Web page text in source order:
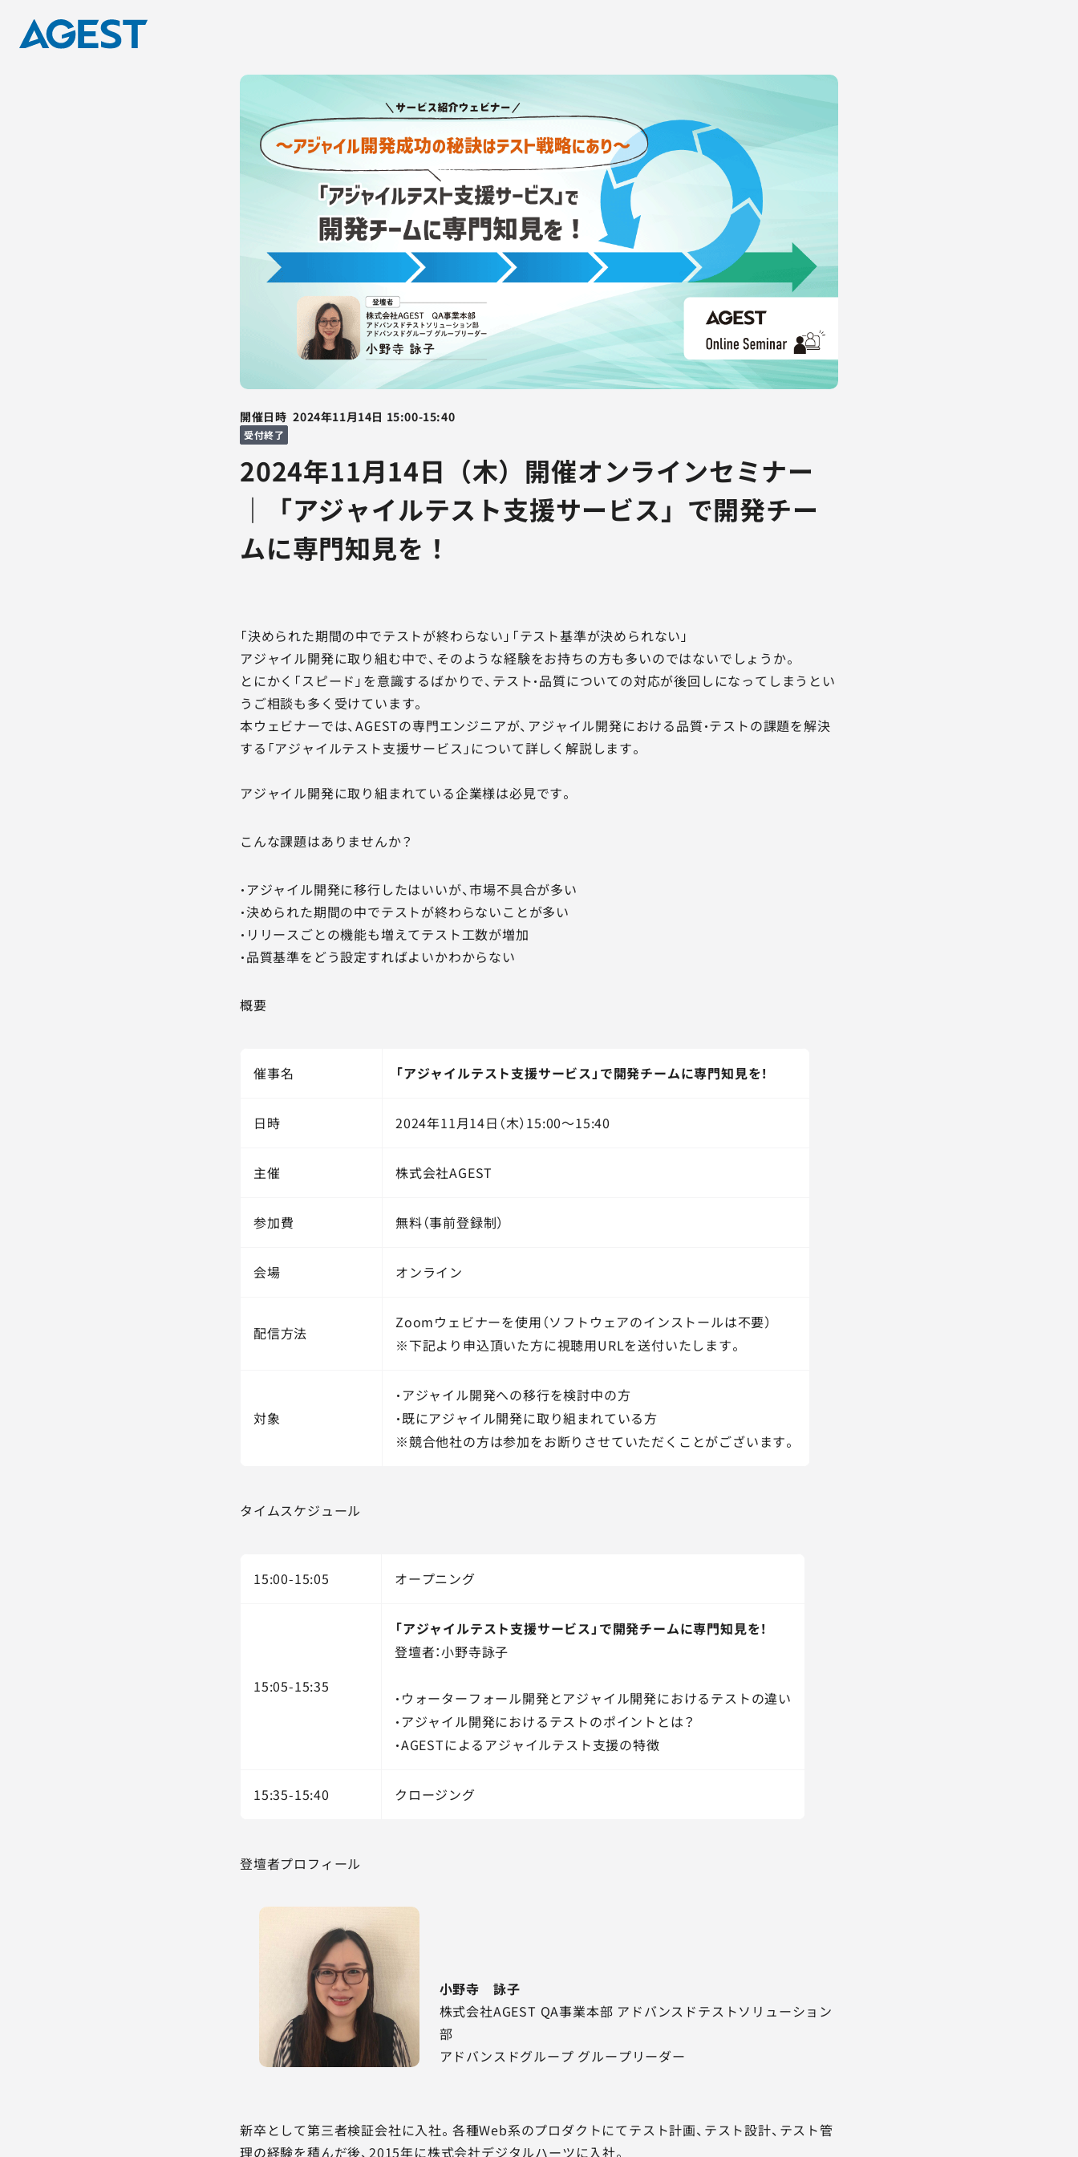
開催日時 2024年11月14日 15:00-15:40
受付終了
2024年11月14日（木）開催オンラインセミナー
｜「アジャイルテスト支援サービス」で開発チー
ムに専門知見を！
「決められた期間の中でテストが終わらない」「テスト基準が決められない」
アジャイル開発に取り組む中で、そのような経験をお持ちの方も多いのではないでしょうか。
とにかく「スピード」を意識するばかりで、テスト・品質についての対応が後回しになってしまうとい
うご相談も多く受けています。
本ウェビナーでは、AGESTの専門エンジニアが、アジャイル開発における品質・テストの課題を解決
する「アジャイルテスト支援サービス」について詳しく解説します。
アジャイル開発に取り組まれている企業様は必見です。
こんな課題はありませんか？
・アジャイル開発に移行したはいいが、市場不具合が多い
・決められた期間の中でテストが終わらないことが多い
・リリースごとの機能も増えてテスト工数が増加
・品質基準をどう設定すればよいかわからない
概要
催事名 「アジャイルテスト支援サービス」で開発チームに専門知見を！
日時 2024年11月14日（木）15:00～15:40
主催 株式会社AGEST
参加費 無料（事前登録制）
会場 オンライン
配信方法
Zoomウェビナーを使用（ソフトウェアのインストールは不要）
※下記より申込頂いた方に視聴用URLを送付いたします。
対象
・アジャイル開発への移行を検討中の方
・既にアジャイル開発に取り組まれている方
※競合他社の方は参加をお断りさせていただくことがございます。
タイムスケジュール
15:00-15:05 オープニング
15:05-15:35
「アジャイルテスト支援サービス」で開発チームに専門知見を！
登壇者：小野寺詠子
・ウォーターフォール開発とアジャイル開発におけるテストの違い
・アジャイル開発におけるテストのポイントとは？
・AGESTによるアジャイルテスト支援の特徴
15:35-15:40 クロージング
登壇者プロフィール
小野寺 詠子
株式会社AGEST QA事業本部 アドバンスドテストソリューション
部
アドバンスドグループ グループリーダー
新卒として第三者検証会社に入社。各種Web系のプロダクトにてテスト計画、テスト設計、テスト管
理の経験を積んだ後、2015年に株式会社デジタルハーツに入社。